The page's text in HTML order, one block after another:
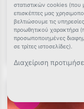
Απαραίτητη η
διαθεσιμότητας στο
€224
€190
€95 / διανυκτέρευση